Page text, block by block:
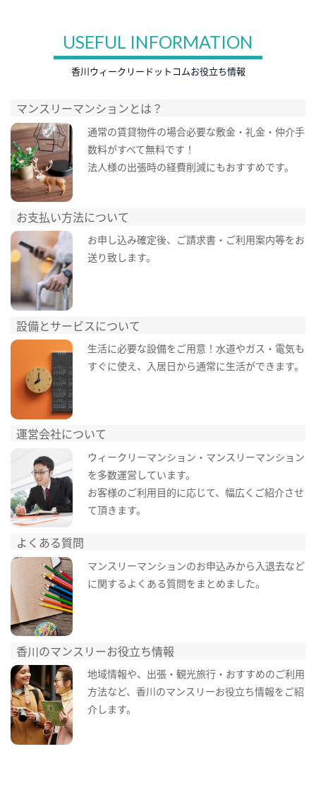
USEFUL INFORMATION
香川ウィークリードットコムお役立ち情報
マンスリーマンションとは？
通常の賃貸物件の場合必要な敷金・礼金・仲介手
数料がすべて無料です！
法人様の出張時の経費削減にもおすすめです。
お支払い方法について
お申し込み確定後、ご請求書・ご利用案内等をお
送り致します。
設備とサービスについて
生活に必要な設備をご用意！水道やガス・電気も
すぐに使え、入居日から通常に生活ができます。
運営会社について
ウィークリーマンション・マンスリーマンション
を多数運営しています。
お客様のご利用目的に応じて、幅広くご紹介させ
て頂きます。
よくある質問
マンスリーマンションのお申込みから入退去など
に関するよくある質問をまとめました。
香川のマンスリーお役立ち情報
地域情報や、出張・観光旅行・おすすめのご利用
方法など、香川のマンスリーお役立ち情報をご紹
介します。